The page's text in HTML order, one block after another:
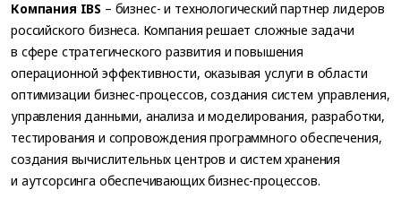
Компания IBS – бизнес- и технологический партнер лидеров
российского бизнеса. Компания решает сложные задачи
в сфере стратегического развития и повышения
операционной эффективности, оказывая услуги в области
оптимизации бизнес-процессов, создания систем управления,
управления данными, анализа и моделирования, разработки,
тестирования и сопровождения программного обеспечения,
создания вычислительных центров и систем хранения
и аутсорсинга обеспечивающих бизнес-процессов.